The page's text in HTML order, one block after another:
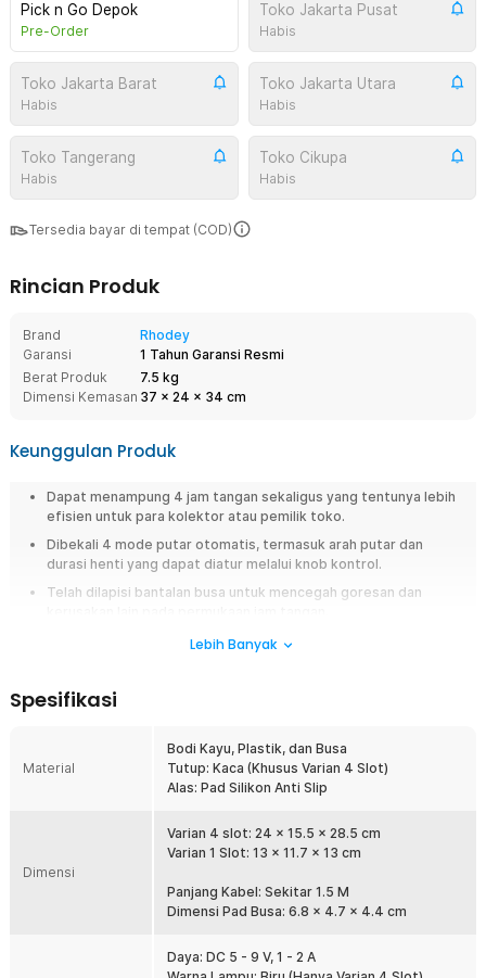
Pick n Go Depok
Pre-Order
Toko Jakarta Pusat
Habis
Toko Jakarta Barat
Habis
Toko Jakarta Utara
Habis
Toko Tangerang
Habis
Toko Cikupa
Habis
Tersedia bayar di tempat (COD)
Rincian Produk
Brand
Rhodey
Garansi
1 Tahun Garansi Resmi
Berat Produk
7.5 kg
Dimensi Kemasan 37 x 24 x 34 cm
Keunggulan Produk
Dapat menampung 4 jam tangan sekaligus yang tentunya lebih
efisien untuk para kolektor atau pemilik toko.
Dibekali 4 mode putar otomatis, termasuk arah putar dan
durasi henti yang dapat diatur melalui knob kontrol.
Telah dilapisi bantalan busa untuk mencegah goresan dan
Kombinasi bodi kayu dan lampu LED membuat tampilannya
Overview
berfungsi optimal adalah hal yang penting. Rhodey Kotak Display Jam
Tangan SKW14 hadir sebagai solusi elegan untuk menyimpan sekaligus
memastikan mekanisme jam tangan otomatis tetap berjalan. Setiap
diatur. Tak ketinggalan bantalan busa untuk menjaga tampilan jam tangan
Anda tetap mulus selama pengoperasian.
Salah satu fitur utama dari Rhodey SKW14 adalah kemampuannya
sebagai watch winder untuk menjaga jam tangan otomatis tetap
Lebih Banyak
Spesifikasi
Material
Bodi Kayu, Plastik, dan Busa
Tutup: Kaca (Khusus Varian 4 Slot)
Alas: Pad Silikon Anti Slip
Dimensi
Varian 4 slot: 24 x 15.5 x 28.5 cm
Varian 1 Slot: 13 x 11.7 x 13 cm
Panjang Kabel: Sekitar 1.5 M
Dimensi Pad Busa: 6.8 x 4.7 x 4.4 cm
Daya: DC 5 - 9 V, 1 - 2 A